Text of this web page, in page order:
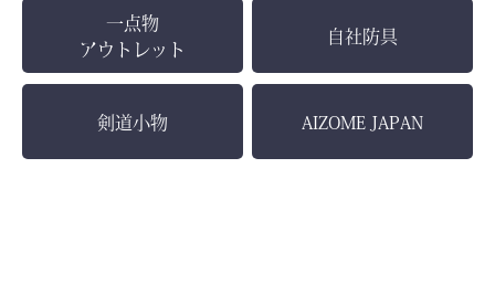
一点物
アウトレット
自社防具
剣道小物 AIZOME JAPAN